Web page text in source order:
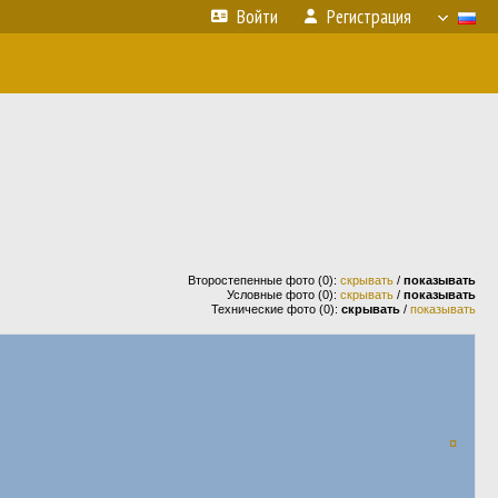
Войти Регистрация
Второстепенные фото (0): скрывать / показывать
Условные фото (0): скрывать / показывать
Технические фото (0): скрывать / показывать
¤